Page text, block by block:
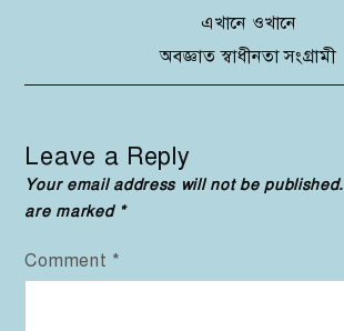
navigation
এখানে ওখানে
অবজ্ঞাত স্বাধীনতা সংগ্রামী
Leave a Reply
Your email address will not be published.
are marked *
Comment *